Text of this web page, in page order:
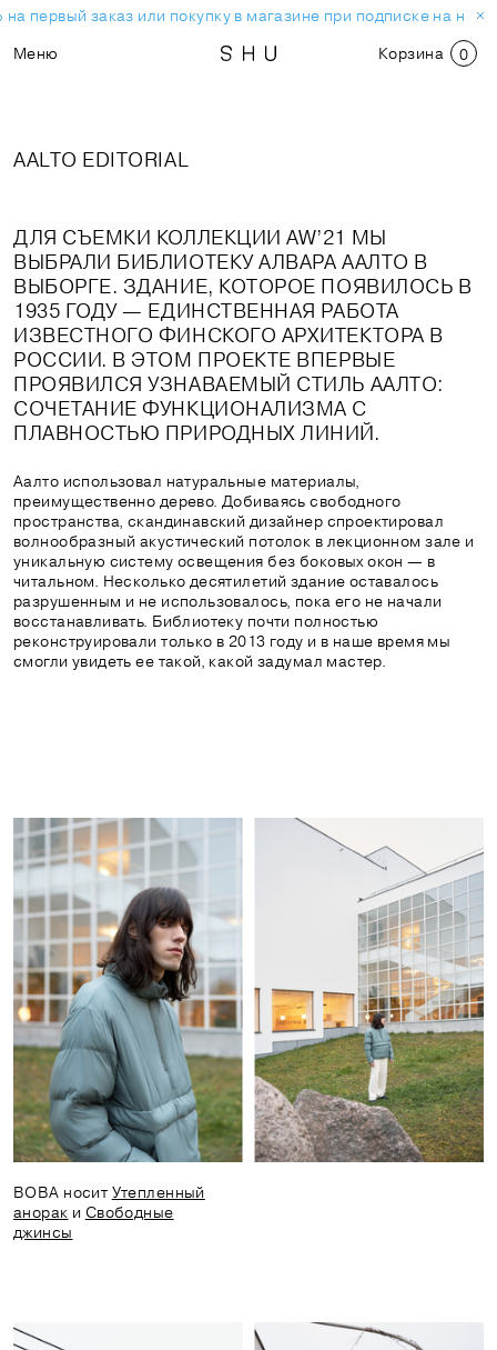
первый заказ или покупку в магазине при подписке на
Меню
Корзина 0
AALTO EDITORIAL
ДЛЯ СЪЕМКИ КОЛЛЕКЦИИ AW’21 МЫ
ВЫБРАЛИ БИБЛИОТЕКУ АЛВАРА ААЛТО В
ВЫБОРГЕ. ЗДАНИЕ, КОТОРОЕ ПОЯВИЛОСЬ В
1935 ГОДУ — ЕДИНСТВЕННАЯ РАБОТА
ИЗВЕСТНОГО ФИНСКОГО АРХИТЕКТОРА В
РОССИИ. В ЭТОМ ПРОЕКТЕ ВПЕРВЫЕ
ПРОЯВИЛСЯ УЗНАВАЕМЫЙ СТИЛЬ ААЛТО:
СОЧЕТАНИЕ ФУНКЦИОНАЛИЗМА С
ПЛАВНОСТЬЮ ПРИРОДНЫХ ЛИНИЙ.
Аалто использовал натуральные материалы,
преимущественно дерево. Добиваясь свободного
пространства, скандинавский дизайнер спроектировал
волнообразный акустический потолок в лекционном зале и
уникальную систему освещения без боковых окон — в
читальном. Несколько десятилетий здание оставалось
разрушенным и не использовалось, пока его не начали
восстанавливать. Библиотеку почти полностью
реконструировали только в 2013 году и в наше время мы
смогли увидеть ее такой, какой задумал мастер.
ВОВА носит Утепленный
анорак и Свободные
джинсы